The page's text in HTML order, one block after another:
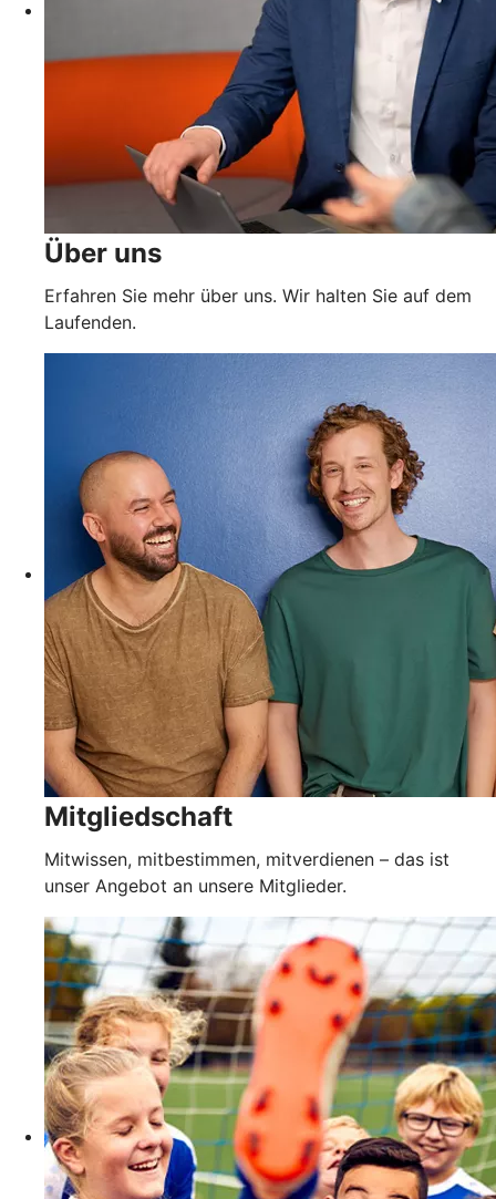
Über uns
Erfahren Sie mehr über uns. Wir halten Sie auf dem
Laufenden.
Mitgliedschaft
Mitwissen, mitbestimmen, mitverdienen – das ist
unser Angebot an unsere Mitglieder.